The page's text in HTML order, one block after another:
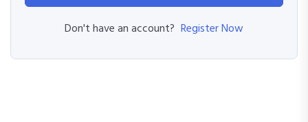
Don't have an account? Register Now